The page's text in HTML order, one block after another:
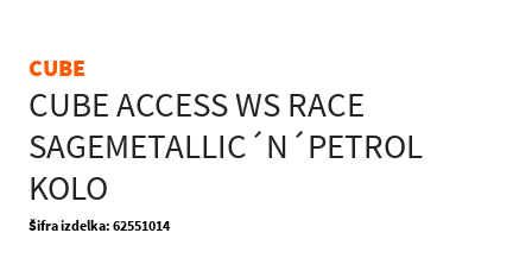
CUBE
CUBE ACCESS WS RACE
SAGEMETALLIC´N´PETROL
KOLO
Šifra izdelka: 62551014